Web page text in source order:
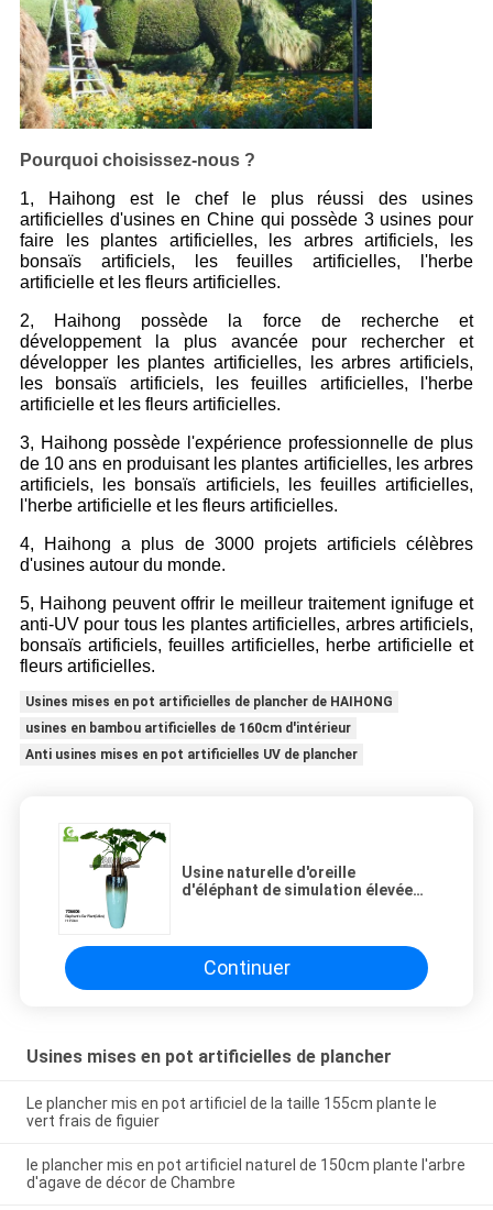
Pourquoi choisissez-nous ?
1, Haihong est le chef le plus réussi des usines
artificielles d'usines en Chine qui possède 3 usines pour
faire les plantes artificielles, les arbres artificiels, les
bonsaïs artificiels, les feuilles artificielles, l'herbe
artificielle et les fleurs artificielles.
2, Haihong possède la force de recherche et
développement la plus avancée pour rechercher et
développer les plantes artificielles, les arbres artificiels,
les bonsaïs artificiels, les feuilles artificielles, l'herbe
artificielle et les fleurs artificielles.
3, Haihong possède l'expérience professionnelle de plus
de 10 ans en produisant les plantes artificielles, les arbres
artificiels, les bonsaïs artificiels, les feuilles artificielles,
l'herbe artificielle et les fleurs artificielles.
4, Haihong a plus de 3000 projets artificiels célèbres
d'usines autour du monde.
5, Haihong peuvent offrir le meilleur traitement ignifuge et
anti-UV pour tous les plantes artificielles, arbres artificiels,
bonsaïs artificiels, feuilles artificielles, herbe artificielle et
fleurs artificielles.
Usines mises en pot artificielles de plancher de HAIHONG
usines en bambou artificielles de 160cm d'intérieur
Anti usines mises en pot artificielles UV de plancher
Usine naturelle d'oreille
d'éléphant de simulation élevée
Continuer
Usines mises en pot artificielles de plancher
Le plancher mis en pot artificiel de la taille 155cm plante le
vert frais de figuier
le plancher mis en pot artificiel naturel de 150cm plante l'arbre
d'agave de décor de Chambre